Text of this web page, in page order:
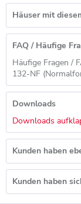
Häuser mit
FAQ / Häufige
Häufige Fragen /
132-NF
Downloads
Downloads
Kunden haben
Kunden haben